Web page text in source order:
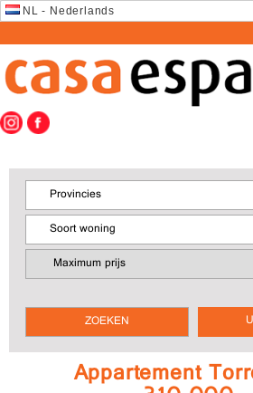
NL - Nederlands
Provincies
Soort woning
Appartement